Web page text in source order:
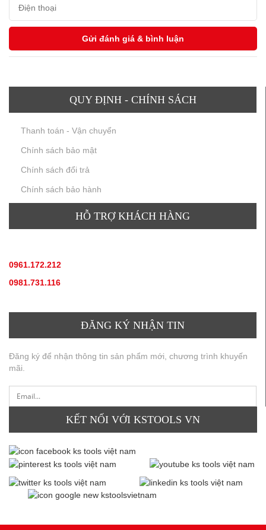
QUY ĐỊNH - CHÍNH SÁCH
Thanh toán - Vận chuyển
Chính sách bảo mật
Chính sách đổi trả
Chính sách bảo hành
HỖ TRỢ KHÁCH HÀNG
0961.172.212
0981.731.116
ĐĂNG KÝ NHẬN TIN
Đăng ký để nhận thông tin sản phẩm mới, chương trình khuyến
mãi.
KẾT NỐI VỚI KSTOOLS VN